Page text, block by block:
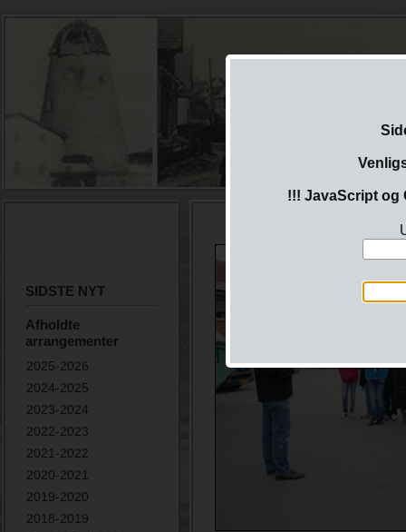
SIDSTE NYT
Afholdte
arrangementer
2025-2026
2024-2025
2023-2024
2022-2023
2021-2022
2020-2021
2019-2020
2018-2019
!!! JavaScript og